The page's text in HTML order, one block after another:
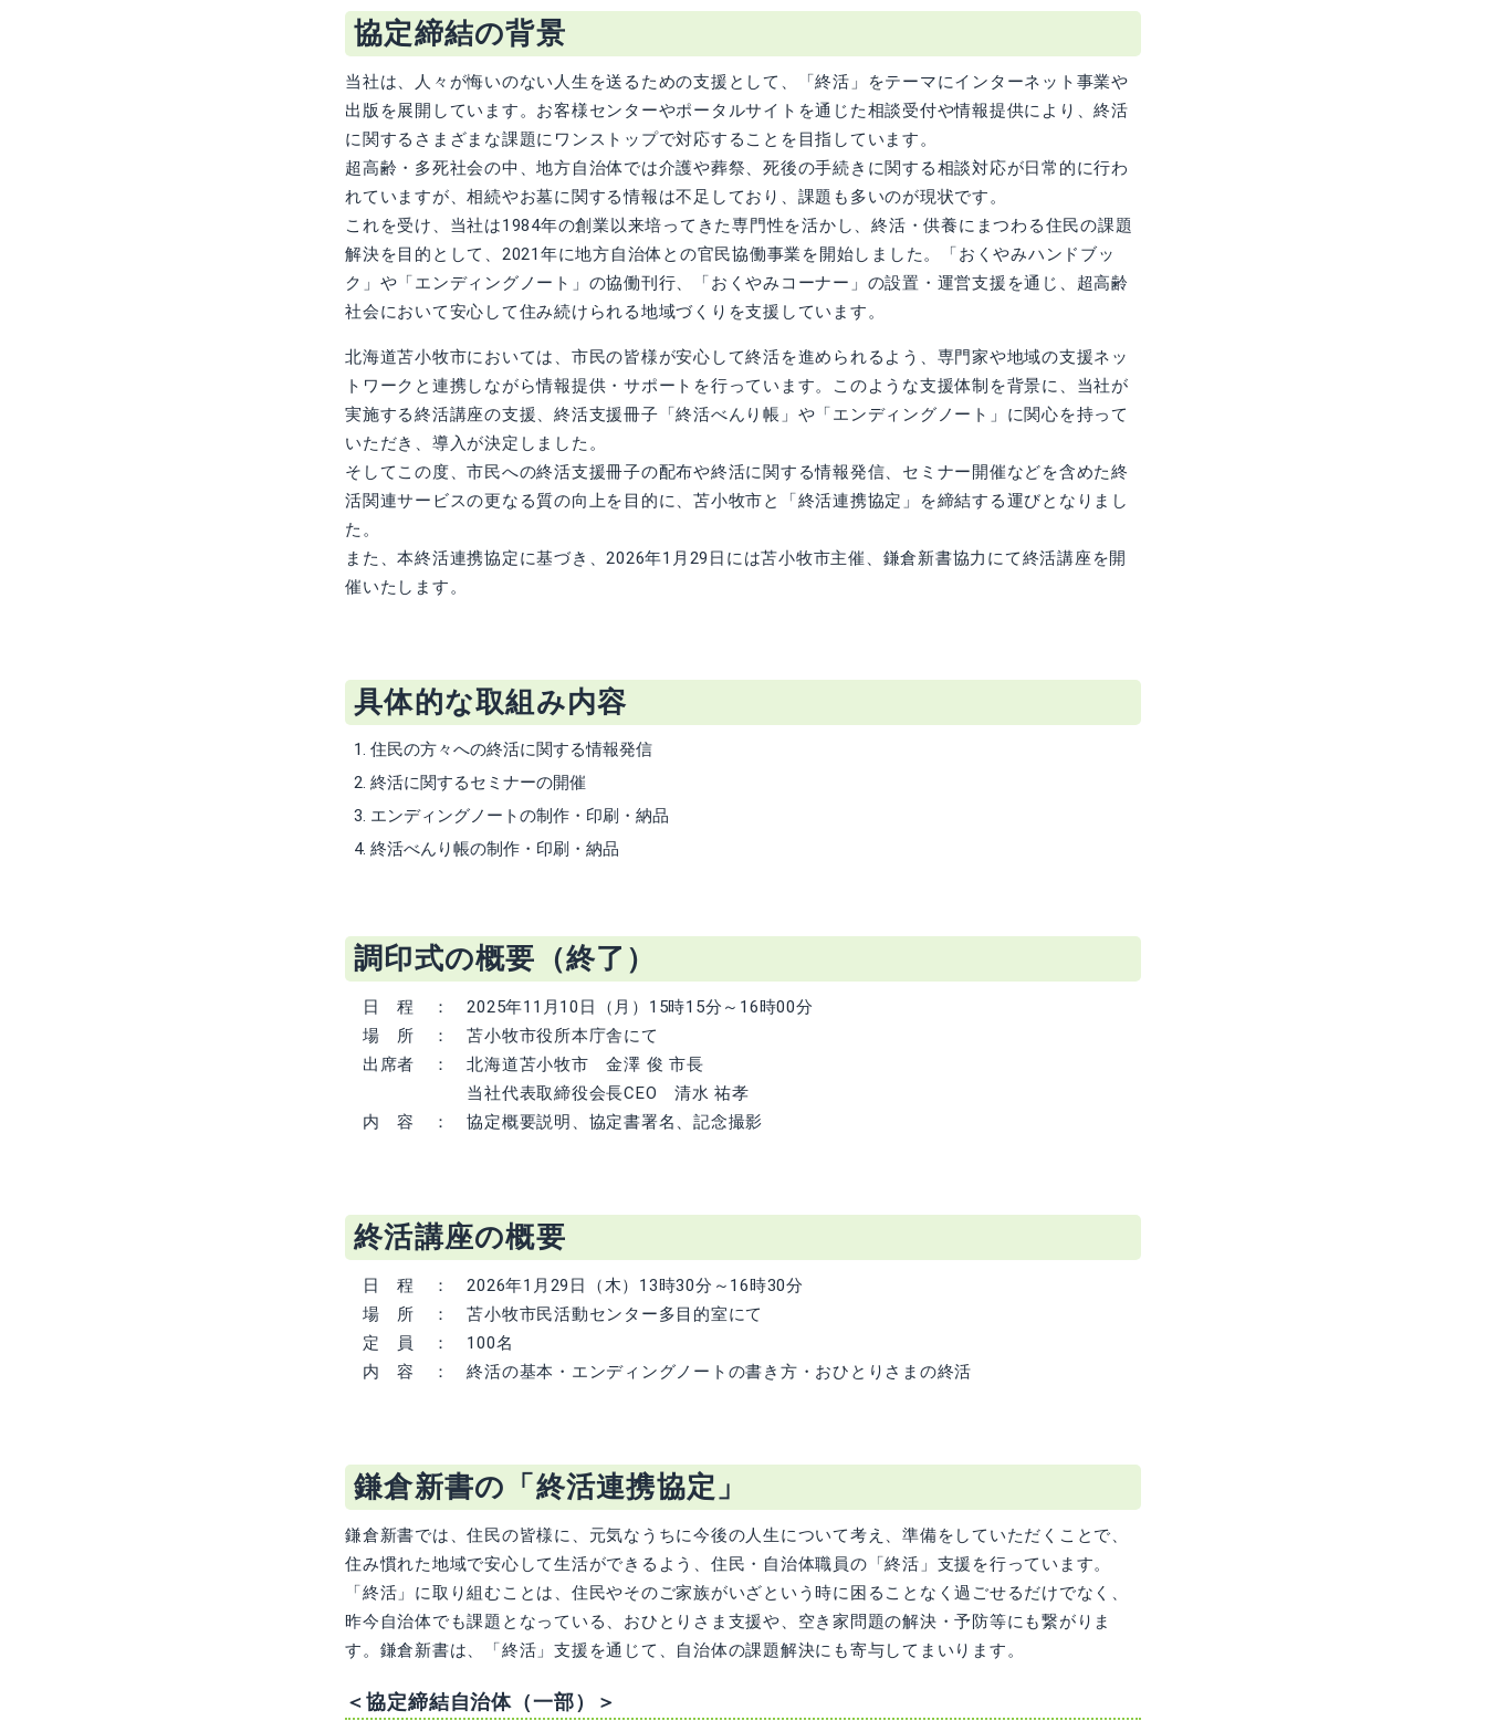
協定締結の背景
当社は、人々が悔いのない人生を送るための支援として、「終活」をテーマにインターネット事業や
出版を展開しています。お客様センターやポータルサイトを通じた相談受付や情報提供により、終活
に関するさまざまな課題にワンストップで対応することを目指しています。
超高齢・多死社会の中、地方自治体では介護や葬祭、死後の手続きに関する相談対応が日常的に行わ
れていますが、相続やお墓に関する情報は不足しており、課題も多いのが現状です。
これを受け、当社は1984年の創業以来培ってきた専門性を活かし、終活・供養にまつわる住民の課題
解決を目的として、2021年に地方自治体との官民協働事業を開始しました。「おくやみハンドブッ
ク」や「エンディングノート」の協働刊行、「おくやみコーナー」の設置・運営支援を通じ、超高齢
社会において安心して住み続けられる地域づくりを支援しています。
北海道苫小牧市においては、市民の皆様が安心して終活を進められるよう、専門家や地域の支援ネッ
トワークと連携しながら情報提供・サポートを行っています。このような支援体制を背景に、当社が
実施する終活講座の支援、終活支援冊子「終活べんり帳」や「エンディングノート」に関心を持って
いただき、導入が決定しました。
そしてこの度、市民への終活支援冊子の配布や終活に関する情報発信、セミナー開催などを含めた終
活関連サービスの更なる質の向上を目的に、苫小牧市と「終活連携協定」を締結する運びとなりまし
た。
また、本終活連携協定に基づき、2026年1月29日には苫小牧市主催、鎌倉新書協力にて終活講座を開
催いたします。
具体的な取組み内容
住民の方々への終活に関する情報発信
終活に関するセミナーの開催
エンディングノートの制作・印刷・納品
終活べんり帳の制作・印刷・納品
調印式の概要（終了）
日 程 ： 2025年11月10日（月）15時15分～16時00分
場 所 ： 苫小牧市役所本庁舎にて
出席者 ： 北海道苫小牧市 金澤 俊 市長
当社代表取締役会長CEO 清水 祐孝
内 容 ： 協定概要説明、協定書署名、記念撮影
終活講座の概要
日 程 ： 2026年1月29日（木）13時30分～16時30分
場 所 ： 苫小牧市民活動センター多目的室にて
定 員 ： 100名
内 容 ： 終活の基本・エンディングノートの書き方・おひとりさまの終活
鎌倉新書の「終活連携協定」
鎌倉新書では、住民の皆様に、元気なうちに今後の人生について考え、準備をしていただくことで、
住み慣れた地域で安心して生活ができるよう、住民・自治体職員の「終活」支援を行っています。
「終活」に取り組むことは、住民やそのご家族がいざという時に困ることなく過ごせるだけでなく、
昨今自治体でも課題となっている、おひとりさま支援や、空き家問題の解決・予防等にも繋がりま
す。鎌倉新書は、「終活」支援を通じて、自治体の課題解決にも寄与してまいります。
＜協定締結自治体（一部）＞